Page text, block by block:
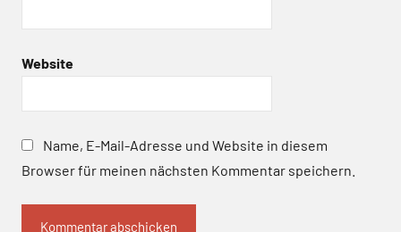
Website
Name, E-Mail-Adresse und Website in diesem
Browser für meinen nächsten Kommentar speichern.